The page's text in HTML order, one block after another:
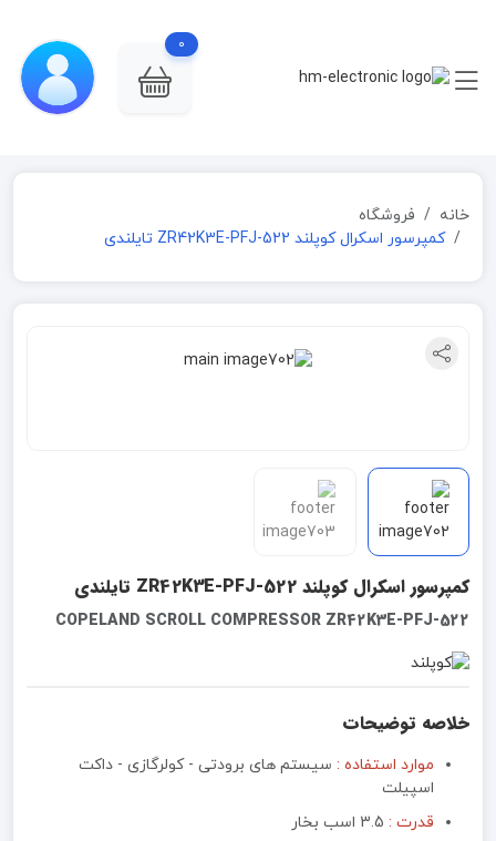
0
خانه
فروشگاه
کمپرسور اسکرال کوپلند ZR42K3E-PFJ-522 تایلندی
کمپرسور اسکرال کوپلند ZR42K3E-PFJ-522 تایلندی
COPELAND SCROLL COMPRESSOR ZR42K3E-PFJ-522
خلاصه توضیحات
موارد استفاده : سیستم های برودتی - کولرگازی - داکت
اسپیلت
قدرت :